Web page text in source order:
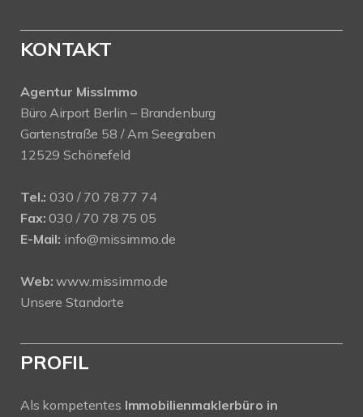
KONTAKT
Agentur MissImmo
Büro Airport Berlin – Brandenburg
Gartenstraße 58 / Am Seegraben
12529 Schönefeld
Tel.: 030 / 70 78 77 74
Fax: 030 / 70 78 75 05
E-Mail: info@missimmo.de
Web: www.missimmo.de
Unsere Standorte
PROFIL
Als kompetentes Immobilienmaklerbüro in